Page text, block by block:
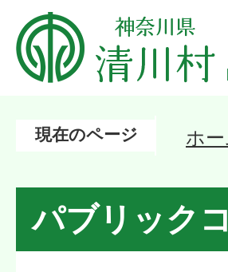
現在のページ ホー
パブリック